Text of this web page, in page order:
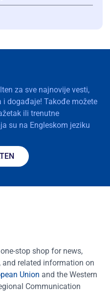
za sve najnovije vesti,
događaje! Takođe možete
ili trenutne
su na Engleskom jeziku
stop shop for news,
related information on
Union and the Western
Communication